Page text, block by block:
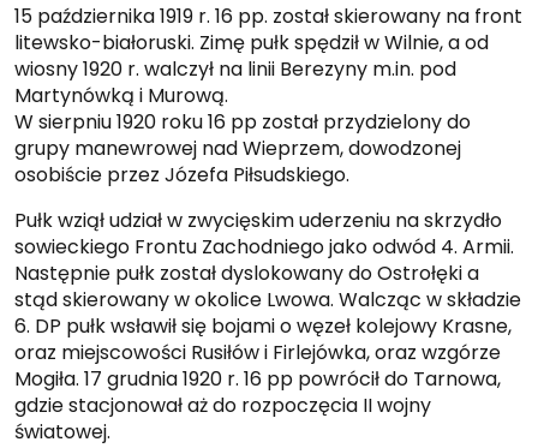
15 października 1919 r. 16 pp. został skierowany na front
litewsko-białoruski. Zimę pułk spędził w Wilnie, a od
wiosny 1920 r. walczył na linii Berezyny m.in. pod
Martynówką i Murową.
W sierpniu 1920 roku 16 pp został przydzielony do
grupy manewrowej nad Wieprzem, dowodzonej
osobiście przez Józefa Piłsudskiego.
Pułk wziął udział w zwycięskim uderzeniu na skrzydło
sowieckiego Frontu Zachodniego jako odwód 4. Armii.
Następnie pułk został dyslokowany do Ostrołęki a
stąd skierowany w okolice Lwowa. Walcząc w składzie
6. DP pułk wsławił się bojami o węzeł kolejowy Krasne,
oraz miejscowości Rusiłów i Firlejówka, oraz wzgórze
Mogiła. 17 grudnia 1920 r. 16 pp powrócił do Tarnowa,
gdzie stacjonował aż do rozpoczęcia II wojny
światowej.